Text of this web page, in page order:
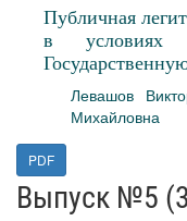
Публичная
в
Левашов
Михайловна
PDF
Выпуск №5